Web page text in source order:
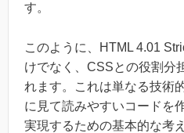
す。
このように、HTML 4.01
けでなく、CSSとの役割分
れます。これは単なる技術
に見て読みやすいコードを
実現するための基本的な考